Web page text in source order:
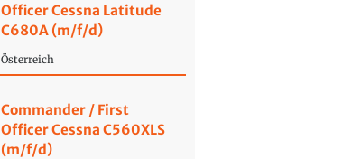
Officer Cessna Latitude
C680A (m/f/d)
Österreich
Commander / First
Officer Cessna C560XLS
(m/f/d)